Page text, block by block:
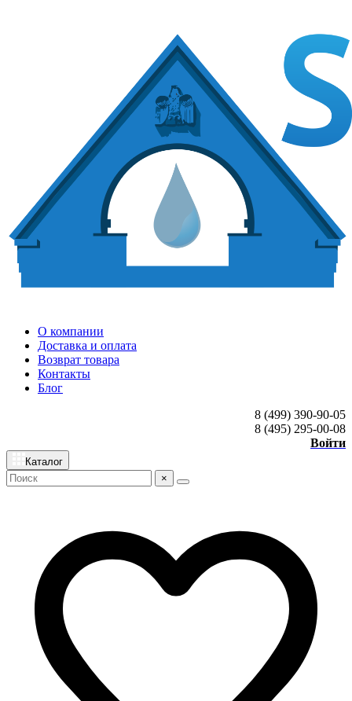
О компании
Доставка и оплата
Возврат товара
Контакты
Блог
8 (499) 390-90-05
8 (495) 295-00-08
Войти
Каталог
×